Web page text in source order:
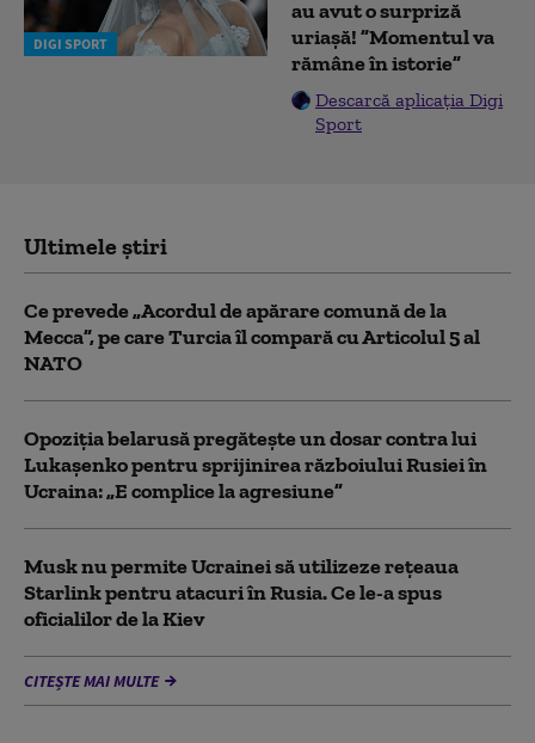
DIGI SPORT
au avut o surpriză
uriașă! ”Momentul va
rămâne în istorie”
Descarcă aplicația Digi
Sport
Ultimele știri
Ce prevede „Acordul de apărare comună de la
Mecca”, pe care Turcia îl compară cu Articolul 5 al
NATO
Opoziția belarusă pregătește un dosar contra lui
Lukașenko pentru sprijinirea războiului Rusiei în
Ucraina: „E complice la agresiune”
Musk nu permite Ucrainei să utilizeze reţeaua
Starlink pentru atacuri în Rusia. Ce le-a spus
oficialilor de la Kiev
CITEȘTE MAI MULTE